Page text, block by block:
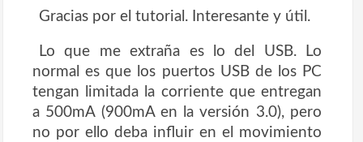
Gracias por el tutorial. Interesante y útil.
Lo que me extraña es lo del USB. Lo
normal es que los puertos USB de los PC
tengan limitada la corriente que entregan
a 500mA (900mA en la versión 3.0), pero
no por ello deba influir en el movimiento